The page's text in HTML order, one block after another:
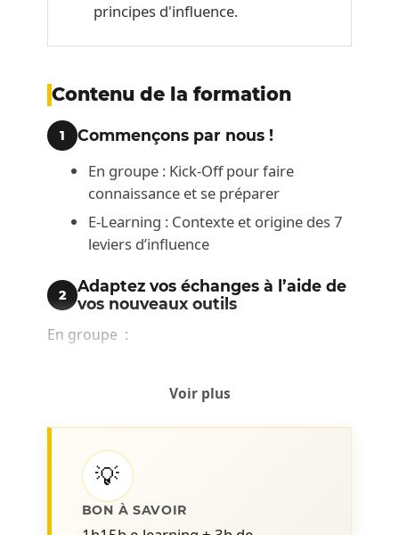
principes d'influence.
Contenu de la formation
1 Commençons par nous !
En groupe : Kick-Off pour faire
connaissance et se préparer
E-Learning : Contexte et origine des 7
leviers d’influence
2
Adaptez vos échanges à l’aide de
vos nouveaux outils
En groupe :
Pourquoi maîtriser les leviers
d’influence
Comment appliquer les leviers
d’influence.
Voir plus
💡
BON À SAVOIR